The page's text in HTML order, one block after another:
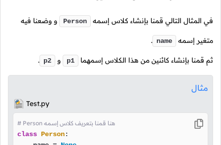
في المثال التالي قمنا بإنشاء كلاس إسمه Person و وضعنا فيه
متغير إسمه name
.
ثم قمنا بإنشاء كائنين من هذا الكلاس إسمهما p1 و p2
.
مثال
Test.py
# Person هنا قمنا بتعريف كلاس إسمه
class Person: